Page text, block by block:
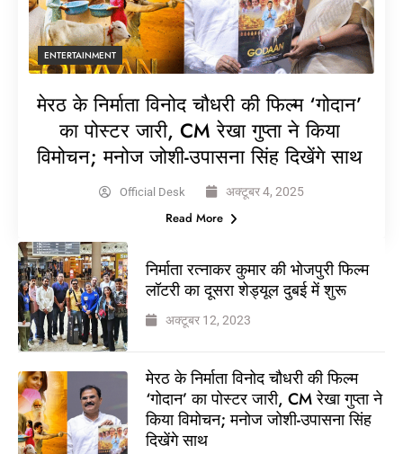
ENTERTAINMENT
मेरठ के निर्माता विनोद चौधरी की फिल्म ‘गोदान’
का पोस्टर जारी, CM रेखा गुप्ता ने किया
विमोचन; मनोज जोशी-उपासना सिंह दिखेंगे साथ
Official Desk अक्टूबर 4, 2025
Read More
निर्माता रत्नाकर कुमार की भोजपुरी फिल्म
लॉटरी का दूसरा शेड्यूल दुबई में शुरू
अक्टूबर 12, 2023
मेरठ के निर्माता विनोद चौधरी की फिल्म
‘गोदान’ का पोस्टर जारी, CM रेखा गुप्ता ने
किया विमोचन; मनोज जोशी-उपासना सिंह
दिखेंगे साथ